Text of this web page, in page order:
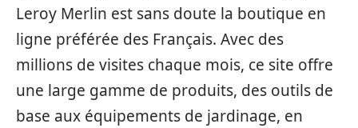
Leroy Merlin est sans doute la boutique en
ligne préférée des Français. Avec des
millions de visites chaque mois, ce site offre
une large gamme de produits, des outils de
base aux équipements de jardinage, en